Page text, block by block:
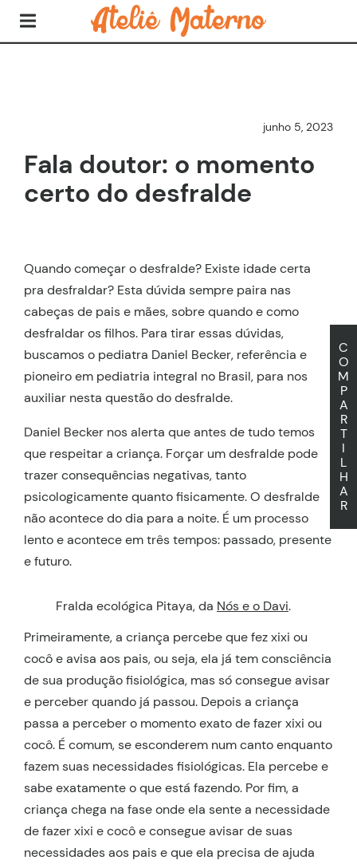
junho 5, 2023
Fala doutor: o momento
certo do desfralde
C
O
M
P
A
R
T
I
L
H
A
R
Quando começar o desfralde? Existe idade certa
pra desfraldar? Esta dúvida sempre paira nas
cabeças de pais e mães, sobre quando e como
desfraldar os filhos. Para tirar essas dúvidas,
buscamos o pediatra Daniel Becker, referência e
pioneiro em pediatria integral no Brasil, para nos
auxiliar nesta questão do desfralde.
Daniel Becker nos alerta que antes de tudo temos
que respeitar a criança. Forçar um desfralde pode
trazer consequências negativas, tanto
psicologicamente quanto fisicamente. O desfralde
não acontece do dia para a noite. É um processo
lento e acontece em três tempos: passado, presente
e futuro.
Fralda ecológica Pitaya, da Nós e o Davi.
Primeiramente, a criança percebe que fez xixi ou
cocô e avisa aos pais, ou seja, ela já tem consciência
de sua produção fisiológica, mas só consegue avisar
e perceber quando já passou. Depois a criança
passa a perceber o momento exato de fazer xixi ou
cocô. É comum, se esconderem num canto enquanto
fazem suas necessidades fisiológicas. Ela percebe e
sabe exatamente o que está fazendo. Por fim, a
criança chega na fase onde ela sente a necessidade
de fazer xixi e cocô e consegue avisar de suas
necessidades aos pais e que ela precisa de ajuda